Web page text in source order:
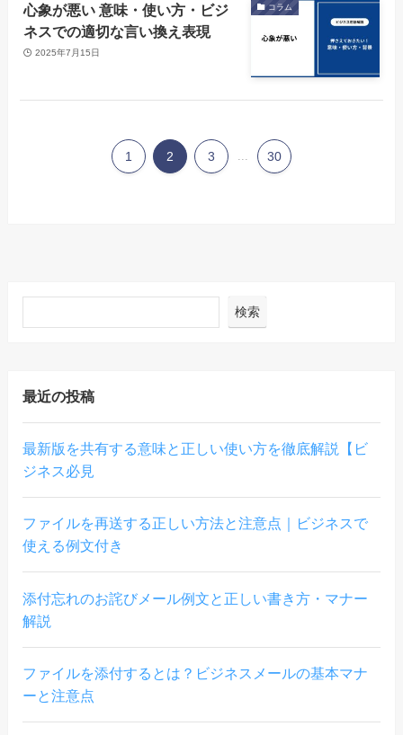
コラム
心象が悪い 意味・使い方・ビジ
ネスでの適切な言い換え表現
2025年7月15日
1 2 3 30
検索
最近の投稿
最新版を共有する意味と正しい使い方を徹底解説【ビ
ジネス必見
ファイルを再送する正しい方法と注意点｜ビジネスで
使える例文付き
添付忘れのお詫びメール例文と正しい書き方・マナー
解説
ファイルを添付するとは？ビジネスメールの基本マナ
ーと注意点